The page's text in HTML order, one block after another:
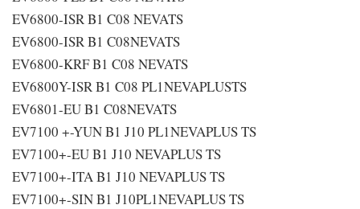
EV6800-ISR B1 C08 NEVATS
EV6800-ISR B1 C08NEVATS
EV6800-KRF B1 C08 NEVATS
EV6800Y-ISR B1 C08 PL1NEVAPLUSTS
EV6801-EU B1 C08NEVATS
EV7100 +-YUN B1 J10 PL1NEVAPLUS TS
EV7100+-EU B1 J10 NEVAPLUS TS
EV7100+-ITA B1 J10 NEVAPLUS TS
EV7100+-SIN B1 J10PL1NEVAPLUS TS